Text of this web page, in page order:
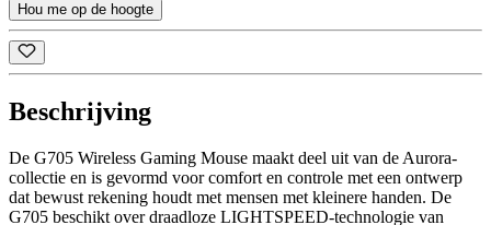
Hou me op de hoogte
Beschrijving
De G705 Wireless Gaming Mouse maakt deel uit van de Aurora-
collectie en is gevormd voor comfort en controle met een ontwerp
dat bewust rekening houdt met mensen met kleinere handen. De
G705 beschikt over draadloze LIGHTSPEED-technologie van